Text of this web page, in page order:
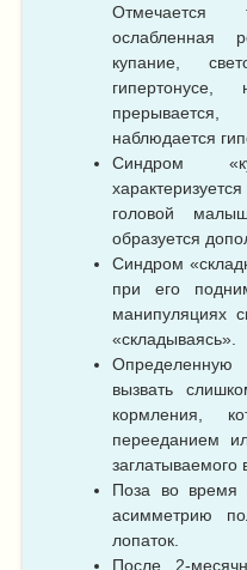
Отмечается
ослабленная
купание,
гипертонусе,
наблюдается
Синдром
головой
образуется
Синдром
при его
манипуляциях
«складываясь».
вызвать
кормления,
перееданием
заглатываемого
Поза во время
асимметрию
лопаток.
После 2-